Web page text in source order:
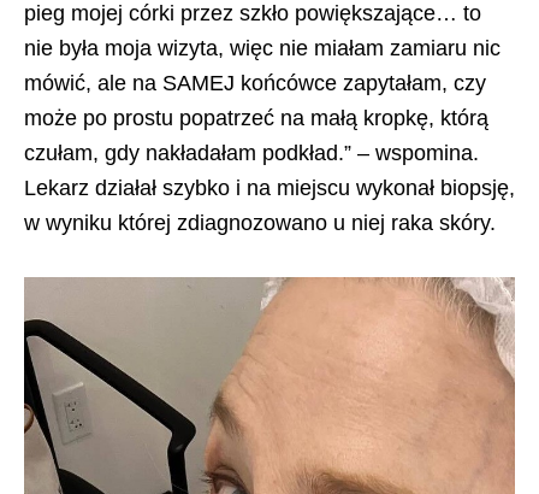
pieg mojej córki przez szkło powiększające… to
nie była moja wizyta, więc nie miałam zamiaru nic
mówić, ale na SAMEJ końcówce zapytałam, czy
może po prostu popatrzeć na małą kropkę, którą
czułam, gdy nakładałam podkład.” – wspomina.
Lekarz działał szybko i na miejscu wykonał biopsję,
w wyniku której zdiagnozowano u niej raka skóry.